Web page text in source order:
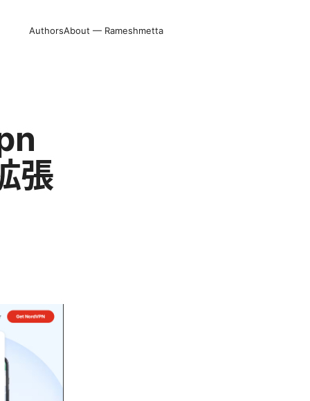
AuthorsAbout — Rameshmetta
張